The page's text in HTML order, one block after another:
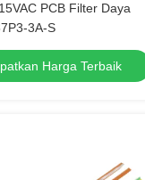
PCB Filter Daya
3A-S
Harga Terbaik